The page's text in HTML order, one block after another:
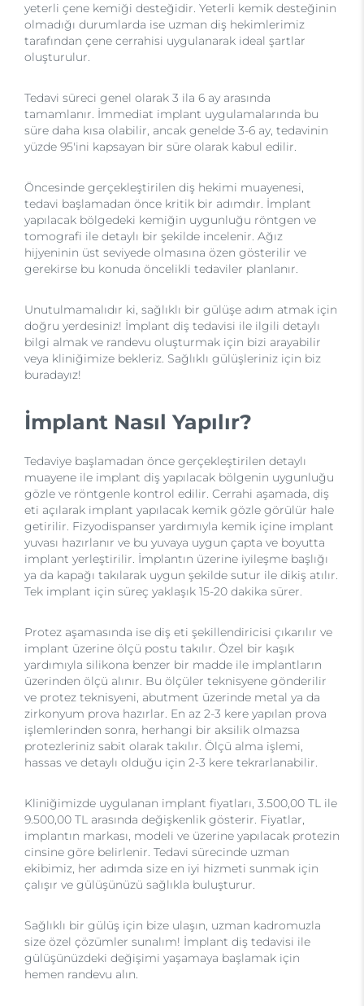
yeterli çene kemiği desteğidir. Yeterli kemik desteğinin
olmadığı durumlarda ise uzman diş hekimlerimiz
tarafından çene cerrahisi uygulanarak ideal şartlar
oluşturulur.
Tedavi süreci genel olarak 3 ila 6 ay arasında
tamamlanır. İmmediat implant uygulamalarında bu
süre daha kısa olabilir, ancak genelde 3-6 ay, tedavinin
yüzde 95'ini kapsayan bir süre olarak kabul edilir.
Öncesinde gerçekleştirilen diş hekimi muayenesi,
tedavi başlamadan önce kritik bir adımdır. İmplant
yapılacak bölgedeki kemiğin uygunluğu röntgen ve
tomografi ile detaylı bir şekilde incelenir. Ağız
hijyeninin üst seviyede olmasına özen gösterilir ve
gerekirse bu konuda öncelikli tedaviler planlanır.
Unutulmamalıdır ki, sağlıklı bir gülüşe adım atmak için
doğru yerdesiniz! İmplant diş tedavisi ile ilgili detaylı
bilgi almak ve randevu oluşturmak için bizi arayabilir
veya kliniğimize bekleriz. Sağlıklı gülüşleriniz için biz
buradayız!
İmplant Nasıl Yapılır?
Tedaviye başlamadan önce gerçekleştirilen detaylı
muayene ile implant diş yapılacak bölgenin uygunluğu
gözle ve röntgenle kontrol edilir. Cerrahi aşamada, diş
eti açılarak implant yapılacak kemik gözle görülür hale
getirilir. Fizyodispanser yardımıyla kemik içine implant
yuvası hazırlanır ve bu yuvaya uygun çapta ve boyutta
implant yerleştirilir. İmplantın üzerine iyileşme başlığı
ya da kapağı takılarak uygun şekilde sutur ile dikiş atılır.
Tek implant için süreç yaklaşık 15-20 dakika sürer.
Protez aşamasında ise diş eti şekillendiricisi çıkarılır ve
implant üzerine ölçü postu takılır. Özel bir kaşık
yardımıyla silikona benzer bir madde ile implantların
üzerinden ölçü alınır. Bu ölçüler teknisyene gönderilir
ve protez teknisyeni, abutment üzerinde metal ya da
zirkonyum prova hazırlar. En az 2-3 kere yapılan prova
işlemlerinden sonra, herhangi bir aksilik olmazsa
protezleriniz sabit olarak takılır. Ölçü alma işlemi,
hassas ve detaylı olduğu için 2-3 kere tekrarlanabilir.
Kliniğimizde uygulanan implant fiyatları, 3.500,00 TL ile
9.500,00 TL arasında değişkenlik gösterir. Fiyatlar,
implantın markası, modeli ve üzerine yapılacak protezin
cinsine göre belirlenir. Tedavi sürecinde uzman
ekibimiz, her adımda size en iyi hizmeti sunmak için
çalışır ve gülüşünüzü sağlıkla buluşturur.
Sağlıklı bir gülüş için bize ulaşın, uzman kadromuzla
size özel çözümler sunalım! İmplant diş tedavisi ile
gülüşünüzdeki değişimi yaşamaya başlamak için
hemen randevu alın.